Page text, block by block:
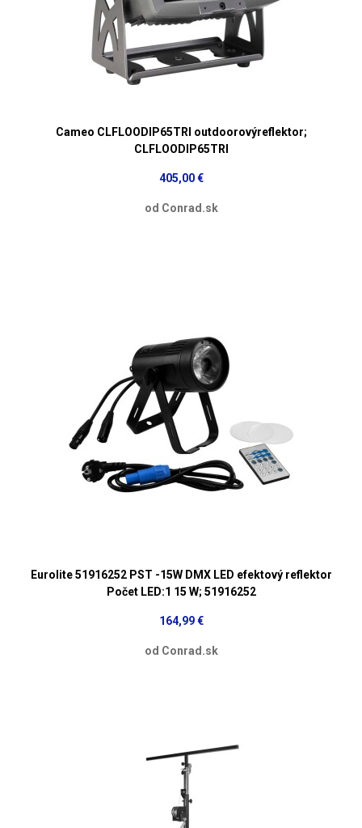
Cameo CLFLOODIP65TRI outdoorovýreflektor;
CLFLOODIP65TRI
405,00 €
od Conrad.sk
Eurolite 51916252 PST -15W DMX LED efektový reflektor
Počet LED:1 15 W; 51916252
164,99 €
od Conrad.sk